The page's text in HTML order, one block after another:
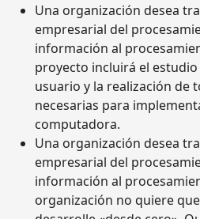
Una organización desea
empresarial del
información al
proyecto incluirá el
usuario y la realización de
necesarias para
computadora.
Una organización desea
empresarial del
información al
organización no quiere